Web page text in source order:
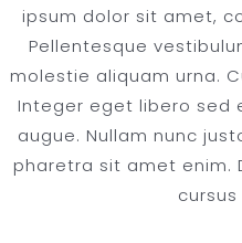
ipsum dolor sit amet,
Pellentesque
molestie aliquam urna.
Integer eget libero sed
augue. Nullam nunc
pharetra sit amet enim.